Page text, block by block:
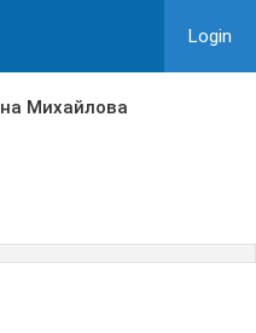
Login
Михайлова